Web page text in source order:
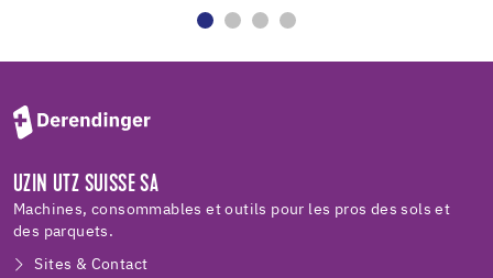
UZIN UTZ SUISSE SA
Machines, consommables et outils pour les pros des sols et
des parquets.
Sites & Contact